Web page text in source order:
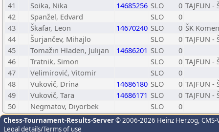
41
Soika, Nika 14685256 SLO 0 TAJFUN -
42
Spanžel, Edvard SLO
0
43
Škafar, Leon 14670240 SLO 0 ŠK
44
Šurjančev, Mihajlo SLO 0 TAJFUN -
45
Tomažin Hladen, Julijan 14686201 SLO
0
46
Tratnik, Simon SLO 0 TAJFUN -
47
Velimirović, Vitomir SLO
0
48
Vukovič, Drina 14686180 SLO 0 TAJFUN -
49
Vukovič, Tara 14686171 SLO 0 TAJFUN -
50
Negmatov, Diyorbek SLO 0
Chess-Tournament-Results-Server© 2006-2026 Heinz Herzog,
Legal details/Terms of use